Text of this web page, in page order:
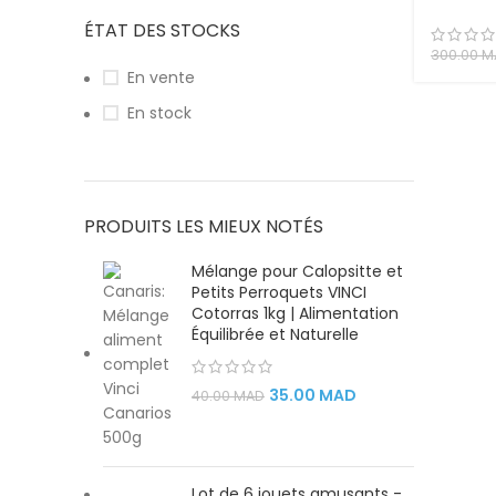
ÉTAT DES STOCKS
En vente
En stock
PRODUITS LES MIEUX NOTÉS
Mélange pour Calopsitte et
Petits Perroquets VINCI
Cotorras 1kg | Alimentation
Équilibrée et Naturelle
40.00MAD 35.00 MAD
et
300.00